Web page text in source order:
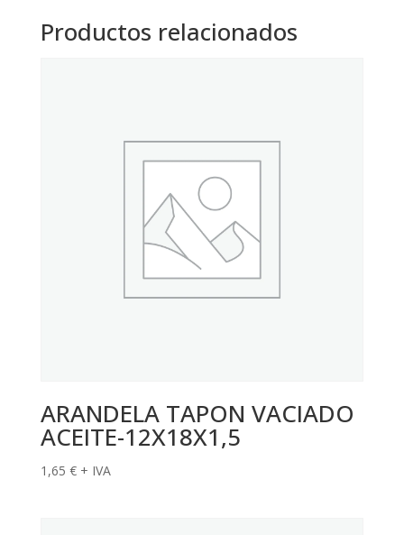
Productos relacionados
ARANDELA TAPON VACIADO
ACEITE-12X18X1,5
1,65 € + IVA